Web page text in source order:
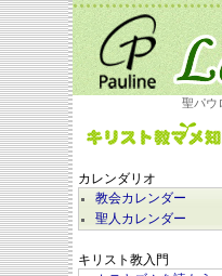
聖パウ
カレンダリオ
教会カレンダー
聖人カレンダー
キリスト教入門